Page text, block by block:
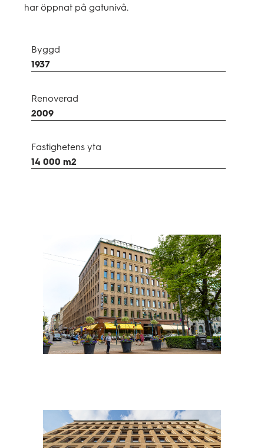
har öppnat på gatunivå.
Byggd
1937
Renoverad
2009
Fastighetens yta
14 000 m2